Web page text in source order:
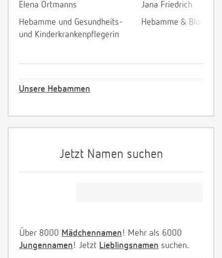
Elena Ortmanns
Hebamme und Gesundheits-
und Kinderkrankenpflegerin
Jana Friedrich
Hebamme &
Unsere Hebammen
Jetzt Namen suchen
Über 8000 Mädchennamen! Mehr als 6000
Jungennamen! Jetzt Lieblingsnamen suchen.